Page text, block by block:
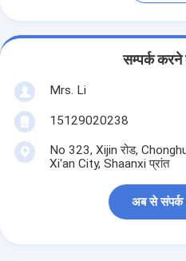
सम्पर्क करने
Mrs. Li
15129020238
No 323, Xijin रोड,
Xi'an City, Shaanxi प्रांत
अब से